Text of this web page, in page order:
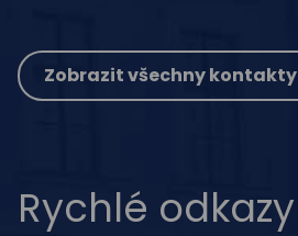
Zobrazit všechny kontakty
Rychlé odkazy